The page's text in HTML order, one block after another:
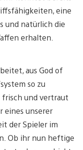
eine
und natürlich die
erhalten.
aus God of
so zu
frisch und vertraut
eines unserer
der Spieler im
Ob ihr nun heftige